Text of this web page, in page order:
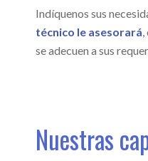
Indíquenos sus
técnico le asesorará
se adecuen a sus
Nuestras